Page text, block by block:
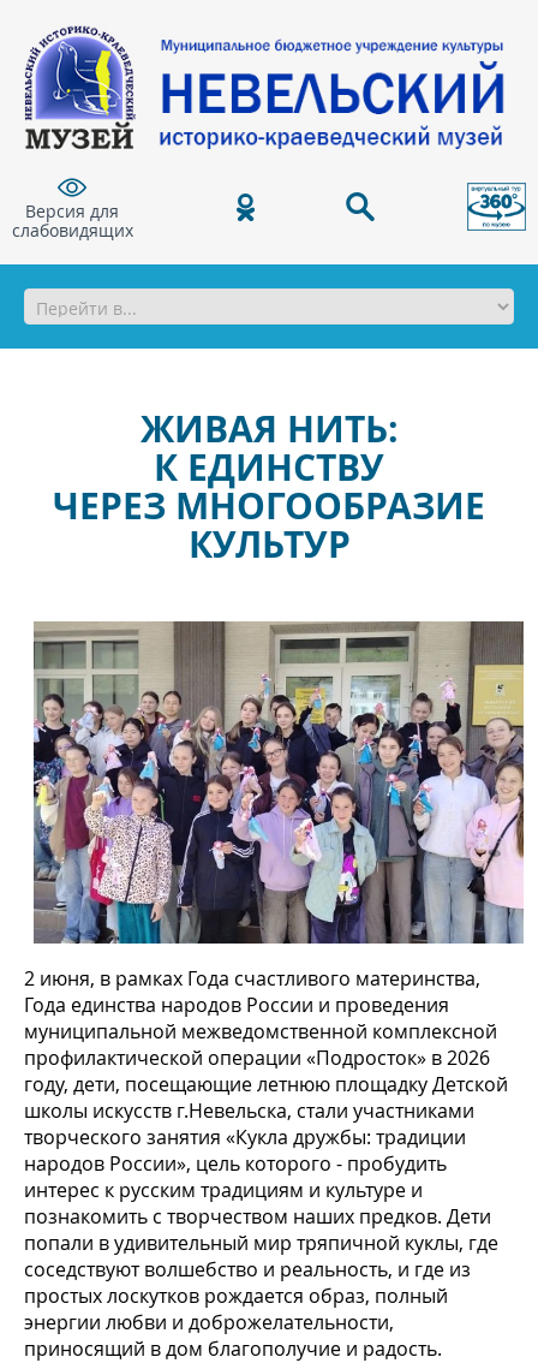
Версия для
слабовидящих
ЖИВАЯ НИТЬ:
К ЕДИНСТВУ
ЧЕРЕЗ МНОГООБРАЗИЕ
КУЛЬТУР
2 июня, в рамках Года счастливого материнства,
Года единства народов России и проведения
муниципальной межведомственной комплексной
профилактической операции «Подросток» в 2026
году, дети, посещающие летнюю площадку Детской
школы искусств г.Невельска, стали участниками
творческого занятия «Кукла дружбы: традиции
народов России», цель которого - пробудить
интерес к русским традициям и культуре и
познакомить с творчеством наших предков. Дети
попали в удивительный мир тряпичной куклы, где
соседствуют волшебство и реальность, и где из
простых лоскутков рождается образ, полный
энергии любви и доброжелательности,
приносящий в дом благополучие и радость.